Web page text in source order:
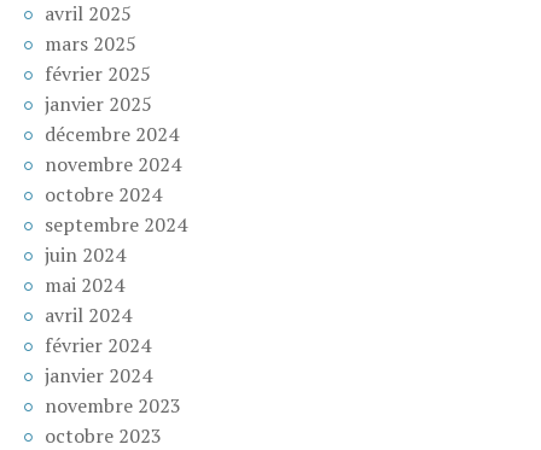
avril 2025
mars 2025
février 2025
janvier 2025
décembre 2024
novembre 2024
octobre 2024
septembre 2024
juin 2024
mai 2024
avril 2024
février 2024
janvier 2024
novembre 2023
octobre 2023